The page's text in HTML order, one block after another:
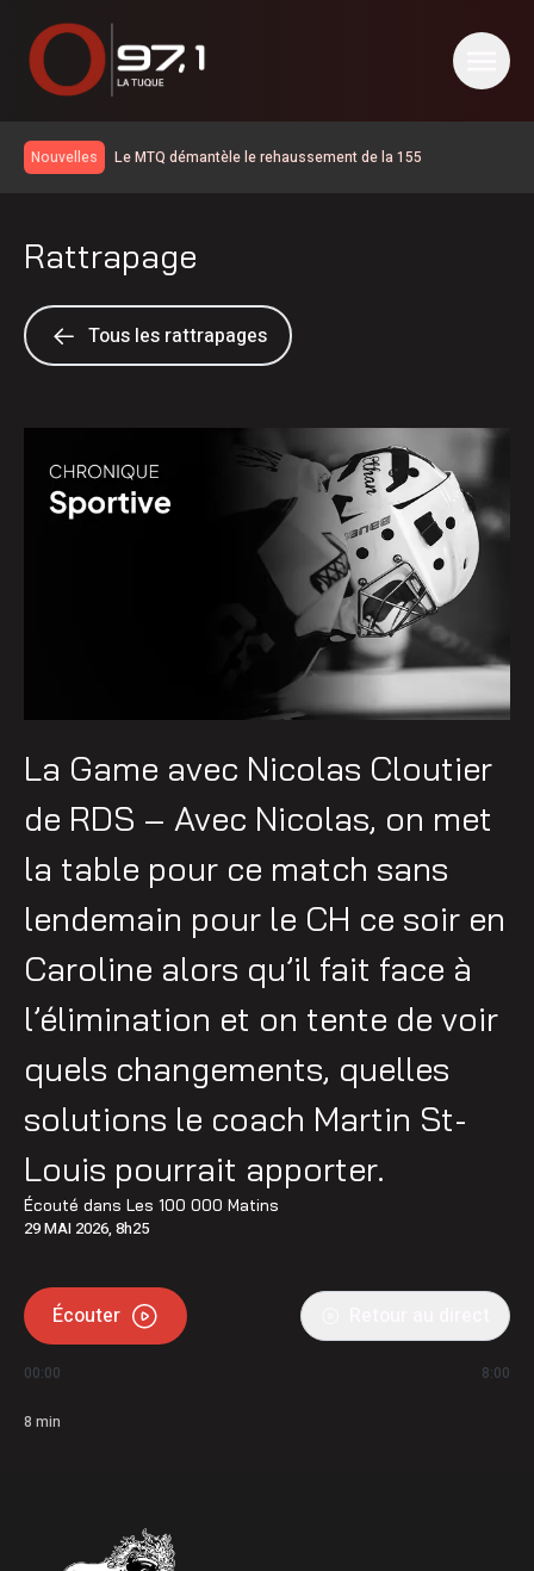
Nouvelles
Le MTQ démantèle le rehaussement de la 155
La SQ recommande d’éviter les sorties sur l’eau
Mauricie
Temps d’attente sur la 155 | d’abord une opération de
sécurité civile selon le MTQ
Disparition de Sébastien Maillette
Km 97 de la route 155 : l’aménagement de la chaussée
rehaussée est maintenant terminé
La route 25 est ouverte jusqu’au km 60
Rattrapage
Tous les rattrapages
La Game avec Nicolas Cloutier
de RDS – Avec Nicolas, on met
la table pour ce match sans
lendemain pour le CH ce soir en
Caroline alors qu’il fait face à
l’élimination et on tente de voir
quels changements, quelles
solutions le coach Martin St-
Louis pourrait apporter.
Écouté dans Les 100 000 Matins
29 MAI 2026, 8h25
Écouter
00:00 8:00
8 min